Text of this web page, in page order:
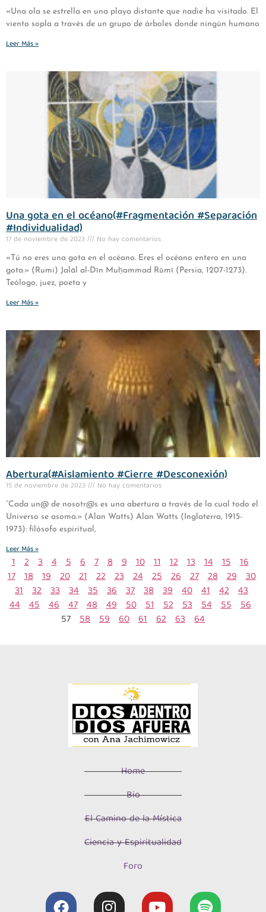
«Una ola se estrella en una playa distante que nadie ha visitado. El
viento sopla a través de un grupo de árboles donde ningún humano
Leer Más »
Una gota en el océano(#Fragmentación #Separación
#Individualidad)
17 de noviembre de 2023 No hay comentarios
«Tú no eres una gota en el océano. Eres el océano entero en una
gota.» (Rumi) Jalāl al-Dīn Muḥammad Rūmī (Persia, 1207-1273).
Teólogo, juez, poeta y
Leer Más »
Abertura(#Aislamiento #Cierre #Desconexión)
15 de noviembre de 2023 No hay comentarios
“Cada un@ de nosotr@s es una abertura a través de la cual todo el
Universo se asoma.» (Alan Watts) Alan Watts (Inglaterra, 1915-
1973): filósofo espiritual,
Leer Más »
1 2 3 4 5 6 7 8 9 10 11 12 13 14 15 16
17 18 19 20 21 22 23 24 25 26 27 28 29 30
31 32 33 34 35 36 37 38 39 40 41 42 43
44 45 46 47 48 49 50 51 52 53 54 55 56
57 58 59 60 61 62 63 64
Home
Bio
El Camino de la Mística
Ciencia y Espiritualidad
Foro